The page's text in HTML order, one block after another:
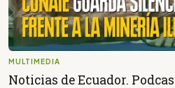
MULTIMEDIA
Noticias de Ecuador.